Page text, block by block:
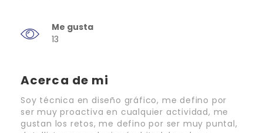
Me gusta
13
Acerca de mi
Soy técnica en diseño gráfico, me defino por
ser muy proactiva en cualquier actividad, me
gustan los retos, me defino por ser muy puntal,